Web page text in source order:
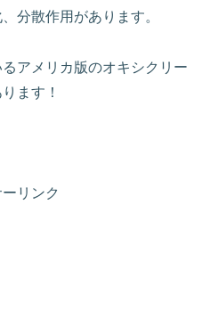
分散作用があります。
アメリカ版のオキシクリー
ます！
リンク